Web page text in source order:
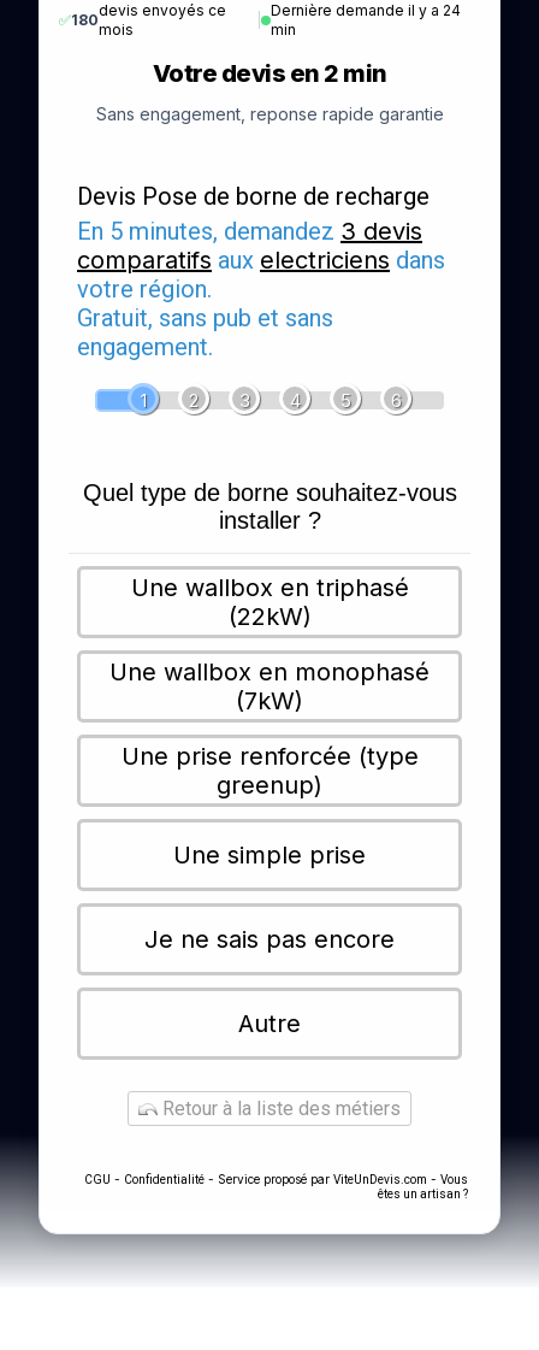
✅180
devis envoyés ce
mois
Dernière demande il y a 24
min
Votre devis en 2 min
Sans engagement, reponse rapide garantie
Devis Pose de borne de recharge
En 5 minutes, demandez 3 devis
comparatifs aux electriciens dans
votre région.
Gratuit, sans pub et sans
engagement.
1 2 3 4 5 6
Quel type de borne souhaitez-vous
installer ?
Une wallbox en triphasé
(22kW)
Une wallbox en monophasé
(7kW)
Une prise renforcée (type
greenup)
Une simple prise
Je ne sais pas encore
Autre
Retour à la liste des métiers
CGU - Confidentialité - Service proposé par ViteUnDevis.com - Vous
êtes un artisan ?